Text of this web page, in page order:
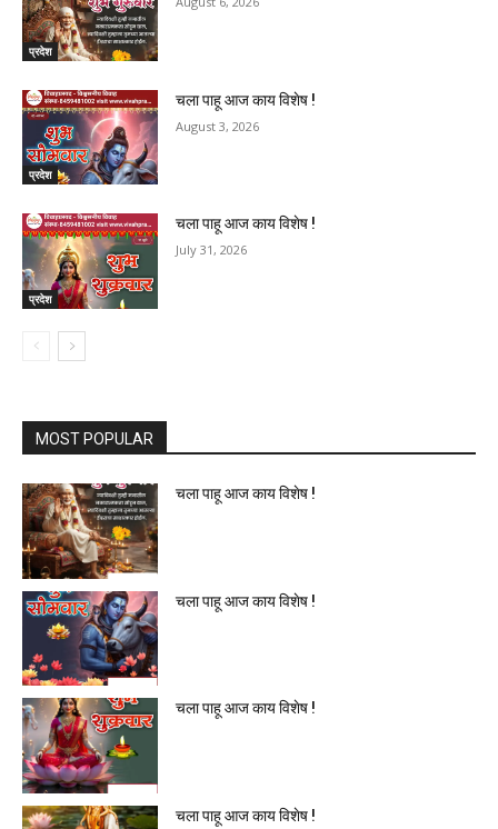
प्रदेश
प्रदेश
चला पाहू आज काय विशेष !
August 3, 2026
प्रदेश
चला पाहू आज काय विशेष !
July 31, 2026
MOST POPULAR
चला पाहू आज काय विशेष !
चला पाहू आज काय विशेष !
चला पाहू आज काय विशेष !
चला पाहू आज काय विशेष !